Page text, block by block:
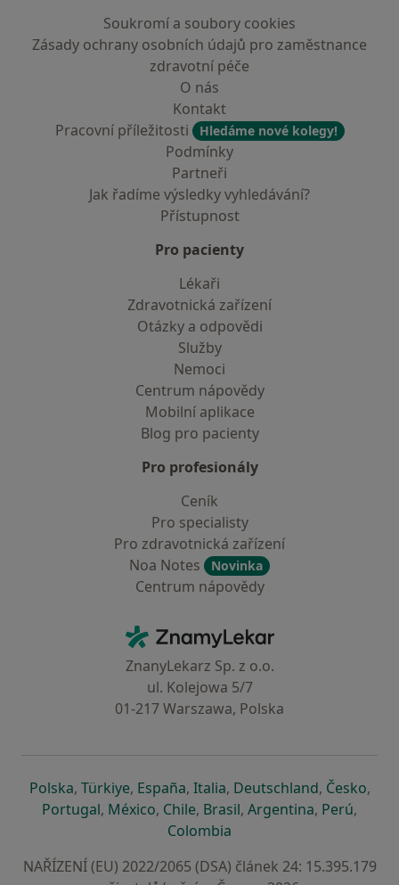
Soukromí a soubory cookies
Zásady ochrany osobních údajů pro zaměstnance
zdravotní péče
O nás
Kontakt
Pracovní příležitosti
Hledáme nové kolegy!
Podmínky
Partneři
Jak řadíme výsledky vyhledávání?
Přístupnost
Pro pacienty
Lékaři
Zdravotnická zařízení
Otázky a odpovědi
Služby
Nemoci
Centrum nápovědy
Mobilní aplikace
Blog pro pacienty
Pro profesionály
Ceník
Pro specialisty
Pro zdravotnická zařízení
Noa Notes
Novinka
Centrum nápovědy
ZnamyLekar - Hlavní stránka
ZnanyLekarz Sp. z o.o.
ul. Kolejowa 5/7
01-217 Warszawa, Polska
Polskase otevře v nové záložce
, Türkiyese otevře v nové záložce
, Españase otevře v nové záložce
, Italiase otevře v nové záložce
, Deutschlandse otevře v
, Českose
,
Portugalse otevře v nové záložce
, Méxicose otevře v nové záložce
, Chilese otevře v nové záložce
, Brasilse otevře v nové
, Argentinase otevře v
, Perúse
,
Colombia
NAŘÍZENÍ (EU) 2022/2065 (DSA) článek 24: 15.395.179